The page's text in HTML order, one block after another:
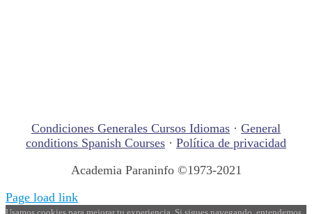
Condiciones Generales Cursos Idiomas · General
conditions Spanish Courses · Política de privacidad
Academia Paraninfo ©1973-2021
Page load link